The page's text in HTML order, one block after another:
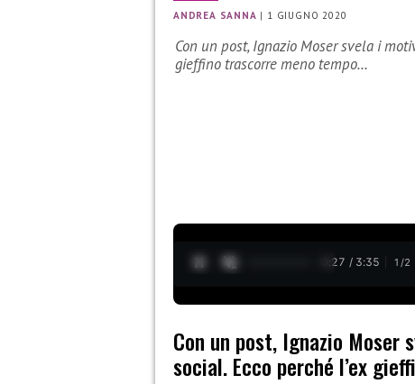
ANDREA SANNA | 1 GIUGNO 2020
Con un post, Ignazio Moser svela i
gieffino trascorre meno tempo…
0:28 / 3:35 1 /2
Con un post, Ignazio Moser
social. Ecco perché l’ex